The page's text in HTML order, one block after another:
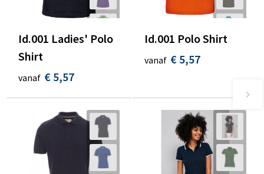
Id.001 Ladies' Polo
Shirt
vanaf € 5,57
Id.001 Polo Shirt
vanaf € 5,57